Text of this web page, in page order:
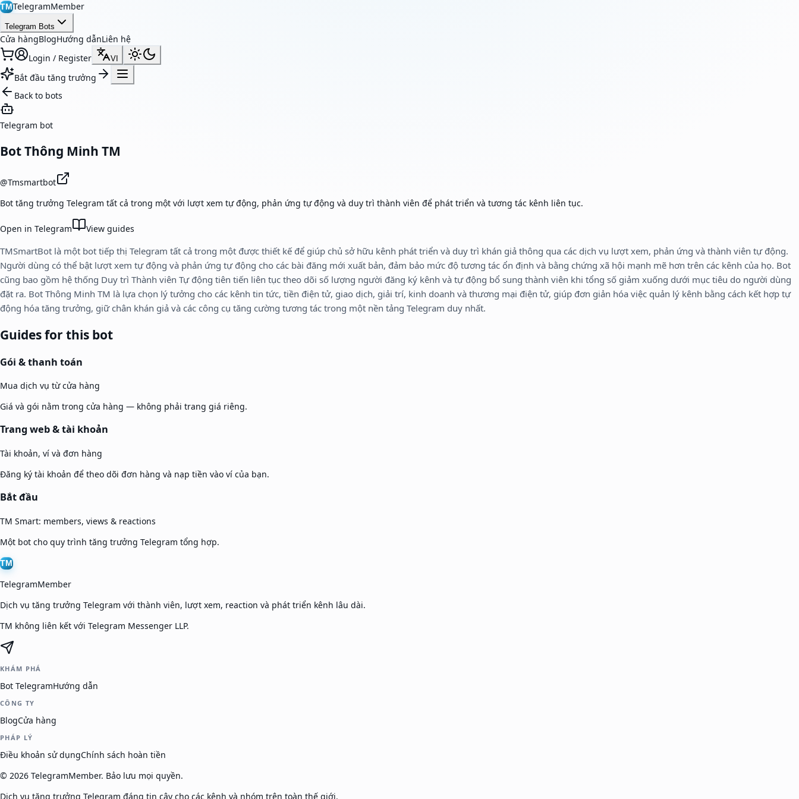
TMTelegramMember
Telegram Bots
Cửa hàngBlogHướng dẫnLiên hệ
Login / Register
VI
Bắt đầu tăng trưởng
Back to bots
Telegram bot
Bot Thông Minh TM
@Tmsmartbot
Bot tăng trưởng Telegram tất cả trong một với lượt xem tự động, phản ứng tự động và duy trì thành viên để phát triển và tương tác kênh liên tục.
Open in Telegram View guides
TMSmartBot là một bot tiếp thị Telegram tất cả trong một được thiết kế để giúp chủ sở hữu kênh phát triển và duy trì khán giả thông qua các dịch vụ lượt xem, phản ứng và thành viên tự động.
Người dùng có thể bật lượt xem tự động và phản ứng tự động cho các bài đăng mới xuất bản, đảm bảo mức độ tương tác ổn định và bằng chứng xã hội mạnh mẽ hơn trên các kênh của họ. Bot
cũng bao gồm hệ thống Duy trì Thành viên Tự động tiên tiến liên tục theo dõi số lượng người đăng ký kênh và tự động bổ sung thành viên khi tổng số giảm xuống dưới mục tiêu do người dùng
đặt ra. Bot Thông Minh TM là lựa chọn lý tưởng cho các kênh tin tức, tiền điện tử, giao dịch, giải trí, kinh doanh và thương mại điện tử, giúp đơn giản hóa việc quản lý kênh bằng cách kết hợp tự
động hóa tăng trưởng, giữ chân khán giả và các công cụ tăng cường tương tác trong một nền tảng Telegram duy nhất.
Guides for this bot
Gói & thanh toán
Mua dịch vụ từ cửa hàng
Giá và gói nằm trong cửa hàng — không phải trang giá riêng.
Trang web & tài khoản
Tài khoản, ví và đơn hàng
Đăng ký tài khoản để theo dõi đơn hàng và nạp tiền vào ví của bạn.
Bắt đầu
TM Smart: members, views & reactions
Một bot cho quy trình tăng trưởng Telegram tổng hợp.
TM
TelegramMember
Dịch vụ tăng trưởng Telegram với thành viên, lượt xem, reaction và phát triển kênh lâu dài.
TM không liên kết với Telegram Messenger LLP.
KHÁM PHÁ
Bot TelegramHướng dẫn
CÔNG TY
BlogCửa hàng
PHÁP LÝ
Điều khoản sử dụngChính sách hoàn tiền
© 2026 TelegramMember. Bảo lưu mọi quyền.
Dịch vụ tăng trưởng Telegram đáng tin cậy cho các kênh và nhóm trên toàn thế giới.